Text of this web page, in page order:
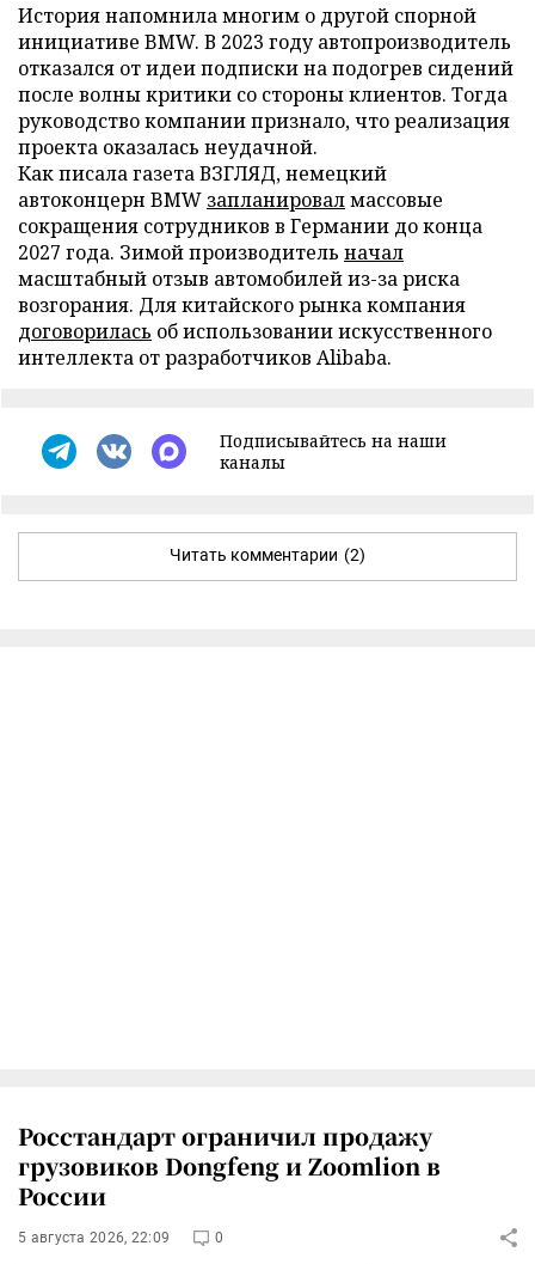
История напомнила многим о другой спорной
инициативе BMW. В 2023 году автопроизводитель
отказался от идеи подписки на подогрев сидений
после волны критики со стороны клиентов. Тогда
руководство компании признало, что реализация
проекта оказалась неудачной.
Как писала газета ВЗГЛЯД, немецкий
автоконцерн BMW запланировалмассовые
сокращения сотрудников в Германии до конца
2027 года. Зимой производитель начал
масштабный отзыв автомобилей из-за риска
возгорания. Для китайского рынка компания
договорилась об использовании искусственного
интеллекта от разработчиков Alibaba.
Подписывайтесь на наши
каналы
Читать комментарии (2)
Росстандарт ограничил продажу
грузовиков Dongfeng и Zoomlion в
России
5 августа 2026, 22:09 0